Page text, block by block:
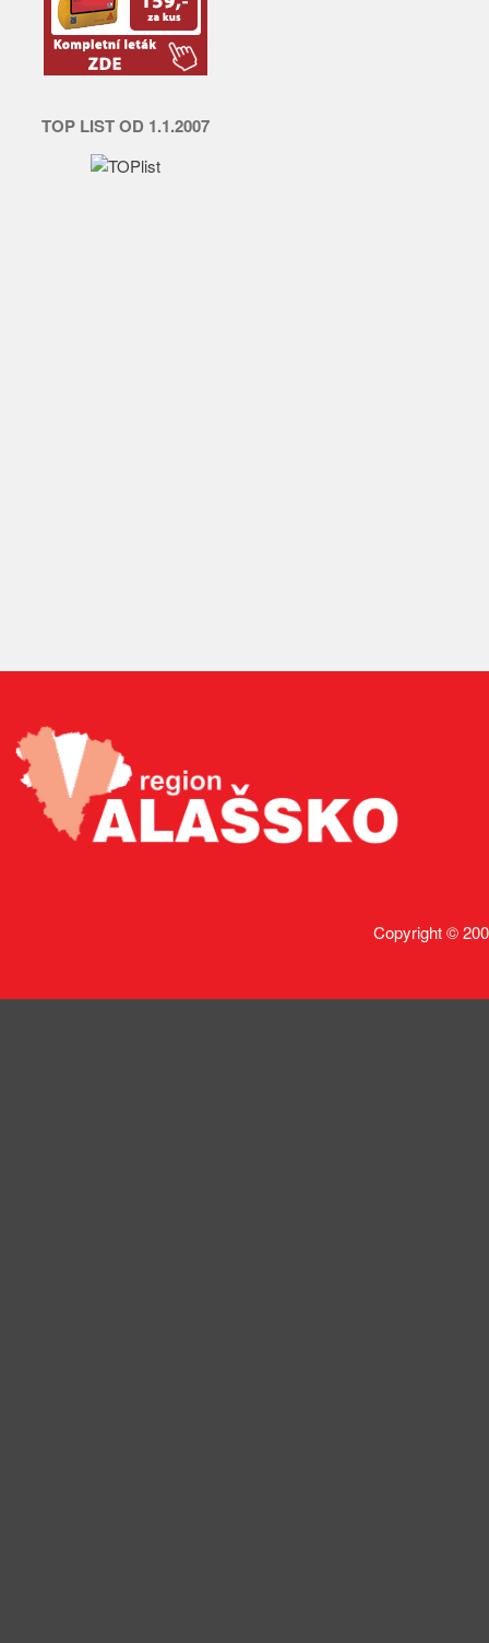
TOP LIST OD 1.1.2007
Copyright ©